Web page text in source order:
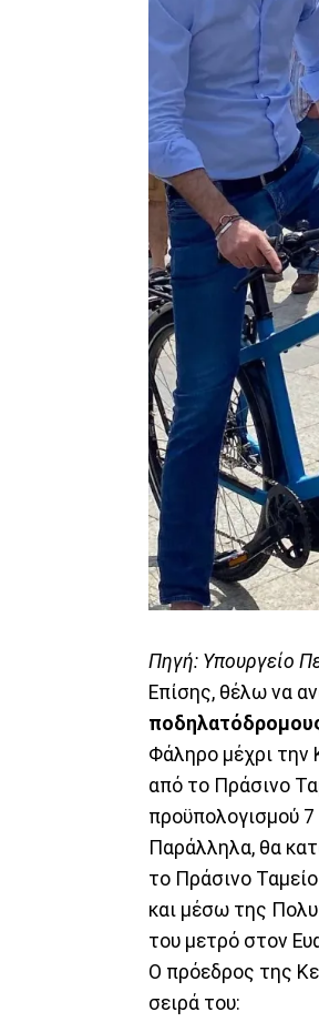
Πηγή: Υπουργείο
Επίσης, θέλω να
Φάληρο μέχρι την
από το Πράσινο
προϋπολογισμού
Παράλληλα, θα
το Πράσινο Ταμείο
και μέσω της
του μετρό στον
Ο πρόεδρος της
σειρά του: